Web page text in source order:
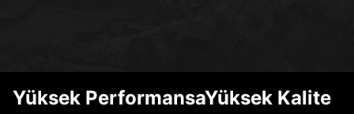
Yüksek PerformansaYüksek Kalite